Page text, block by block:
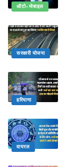
ऑटो-मोबाइल
सरकारी योजना
हरियाणा
वायरल